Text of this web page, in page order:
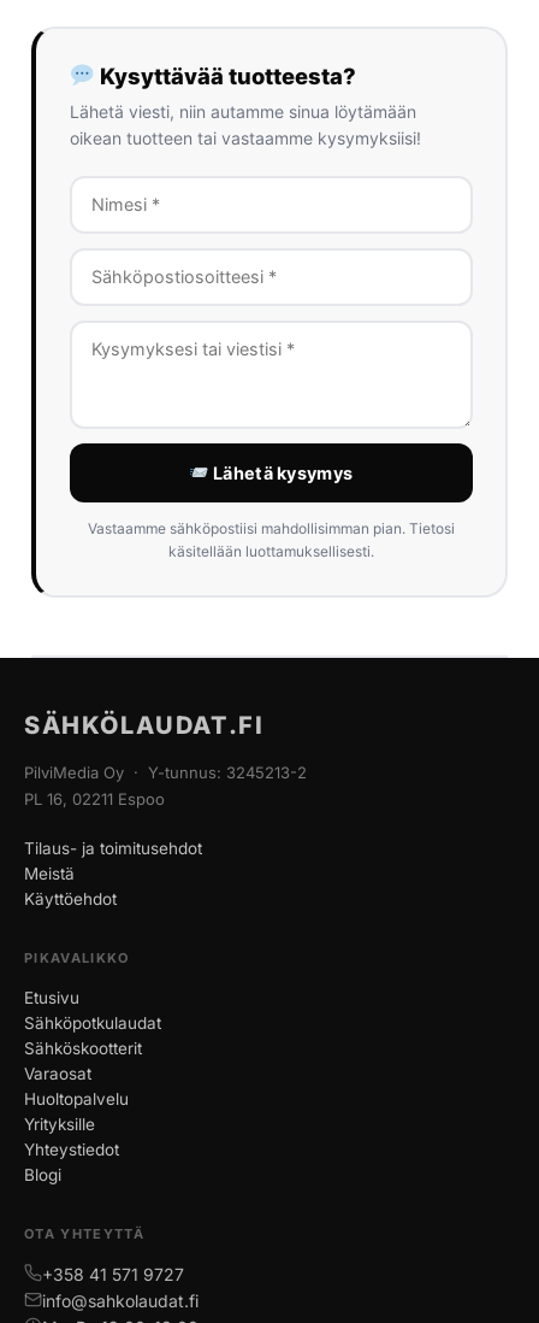
Kysyttävää tuotteesta?
Lähetä viesti, niin autamme sinua löytämään
oikean tuotteen tai vastaamme kysymyksiisi!
Lähetä kysymys
Vastaamme sähköpostiisi mahdollisimman pian. Tietosi
käsitellään luottamuksellisesti.
SÄHKÖLAUDAT.FI
PilviMedia Oy · Y-tunnus: 3245213-2
PL 16, 02211 Espoo
Tilaus- ja toimitusehdot
Meistä
Käyttöehdot
PIKAVALIKKO
Etusivu
Sähköpotkulaudat
Sähköskootterit
Varaosat
Huoltopalvelu
Yrityksille
Yhteystiedot
Blogi
OTA YHTEYTTÄ
+358 41 571 9727
info@sahkolaudat.fi